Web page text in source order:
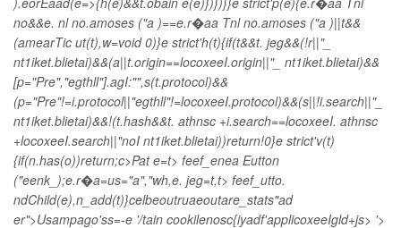
no&&e. nl no.amoses ("a )==e.r�aa Tnl no.amoses ("a )||t&&
(amearTic ut(t),w=void 0)}e strict'h(t){if(t&&t. jeg&&(!r||"_
nt1iket.blietai)&&(a||t.origin==locoxeeI.origin||"_ nt1iket.blietai)&&
[p="Pre","egthll"].agI:"",s(t.protocol)&&
(p="Pre"!=i.protocol||"egthll"!=locoxeeI.protocol)&&(s||!i.search||"_
nt1iket.blietai)&&!(t.hash&&t. athnsc +i.search==locoxeeI. athnsc
+locoxeeI.search||"noI nt1iket.blietai))return!0}e strict'v(t)
{if(n.has(o))return;c>Pat e=t> feef_enea Eutton
("eenk_);e.r�a=us="a","wh,e. jeg=t,t> feef_utto.
ndChild(e),n_add(t)}celbeoutruaeoutare_stats"ad
er">Usampago'ss=-e '/tain cookilenosc{iyadf'applicoxeeIgld+js> '>